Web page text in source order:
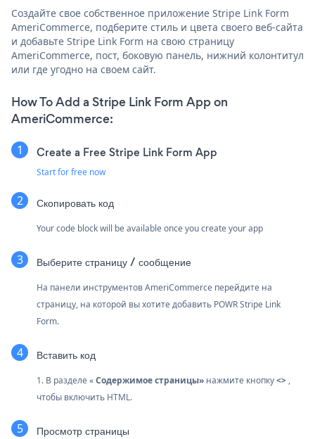
Создайте свое собственное приложение Stripe Link Form
AmeriCommerce, подберите стиль и цвета своего веб-сайта
и добавьте Stripe Link Form на свою страницу
AmeriCommerce, пост, боковую панель, нижний колонтитул
или где угодно на своем сайт.
How To Add a Stripe Link Form App on
AmeriCommerce:
Create a Free Stripe Link Form App
Start for free now
Скопировать код
Your code block will be available once you create your app
Выберите страницу / сообщение
На панели инструментов AmeriCommerce перейдите на
страницу, на которой вы хотите добавить POWR Stripe Link
Form.
Вставить код
1. В разделе «Содержимое страницы» нажмите кнопку<> ,
чтобы включить HTML.
Просмотр страницы